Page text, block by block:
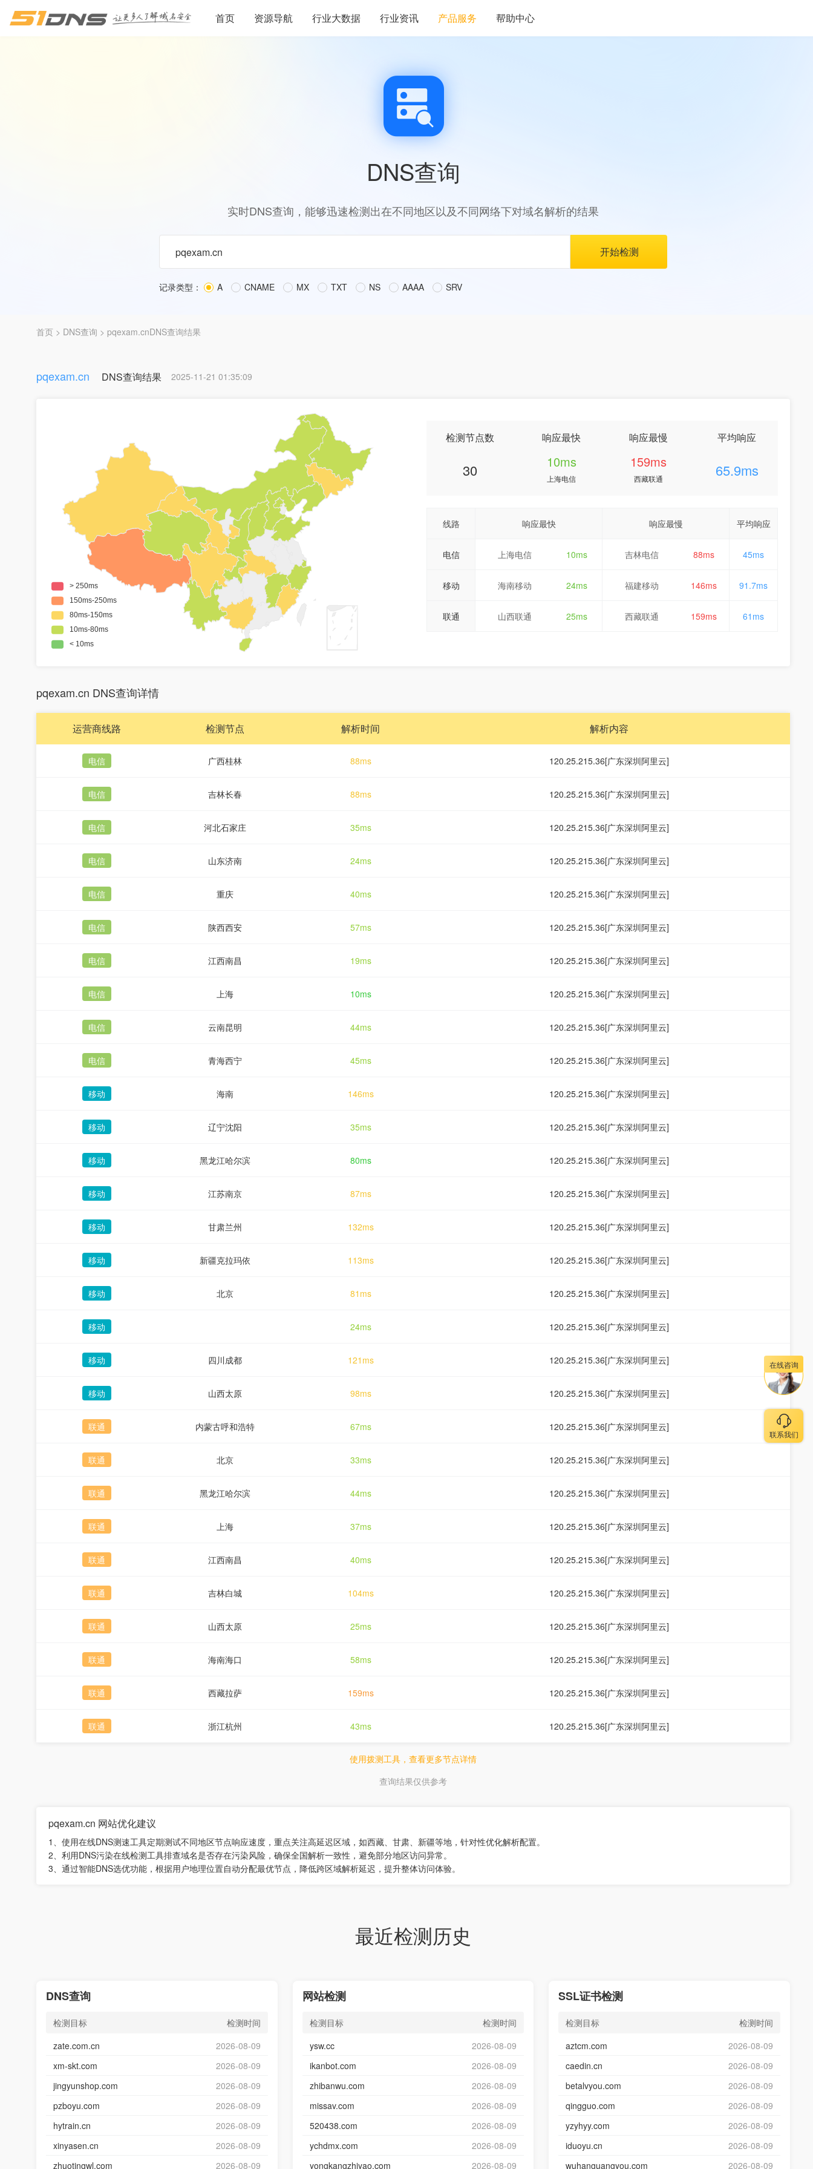
首页 资源导航 行业大数据 行业资讯 产品服务 帮助中心
DNS查询
实时DNS查询，能够迅速检测出在不同地区以及不同网络下对域名解析的结果
记录类型： A CNAME MX TXT NS AAAA SRV
首页 > DNS查询 > pqexam.cnDNS查询结果
pqexam.cn DNS查询结果 2025-11-21 01:35:09
检测节点数
30
响应最快
10ms
上海电信
响应最慢
159ms
西藏联通
平均响应
65.9ms
线路 响应最快 响应最慢 平均响应
电信 上海电信 10ms 吉林电信 88ms 45ms
移动 海南移动 24ms 福建移动 146ms 91.7ms
联通 山西联通 25ms 西藏联通 159ms 61ms
pqexam.cn DNS查询详情
运营商线路 检测节点 解析时间 解析内容
电信 广西桂林 88ms 120.25.215.36[广东深圳阿里云]
电信 吉林长春 88ms 120.25.215.36[广东深圳阿里云]
电信 河北石家庄 35ms 120.25.215.36[广东深圳阿里云]
电信 山东济南 24ms 120.25.215.36[广东深圳阿里云]
电信 重庆 40ms 120.25.215.36[广东深圳阿里云]
电信 陕西西安 57ms 120.25.215.36[广东深圳阿里云]
电信 江西南昌 19ms 120.25.215.36[广东深圳阿里云]
电信 上海 10ms 120.25.215.36[广东深圳阿里云]
电信 云南昆明 44ms 120.25.215.36[广东深圳阿里云]
电信 青海西宁 45ms 120.25.215.36[广东深圳阿里云]
移动 海南 146ms 120.25.215.36[广东深圳阿里云]
移动 辽宁沈阳 35ms 120.25.215.36[广东深圳阿里云]
移动 黑龙江哈尔滨 80ms 120.25.215.36[广东深圳阿里云]
移动 江苏南京 87ms 120.25.215.36[广东深圳阿里云]
移动 甘肃兰州 132ms 120.25.215.36[广东深圳阿里云]
移动 新疆克拉玛依 113ms 120.25.215.36[广东深圳阿里云]
移动 北京 81ms 120.25.215.36[广东深圳阿里云]
移动 24ms 120.25.215.36[广东深圳阿里云]
移动 四川成都 121ms 120.25.215.36[广东深圳阿里云]
移动 山西太原 98ms 120.25.215.36[广东深圳阿里云]
联通 内蒙古呼和浩特 67ms 120.25.215.36[广东深圳阿里云]
联通 北京 33ms 120.25.215.36[广东深圳阿里云]
联通 黑龙江哈尔滨 44ms 120.25.215.36[广东深圳阿里云]
联通 上海 37ms 120.25.215.36[广东深圳阿里云]
联通 江西南昌 40ms 120.25.215.36[广东深圳阿里云]
联通 吉林白城 104ms 120.25.215.36[广东深圳阿里云]
联通 山西太原 25ms 120.25.215.36[广东深圳阿里云]
联通 海南海口 58ms 120.25.215.36[广东深圳阿里云]
联通 西藏拉萨 159ms 120.25.215.36[广东深圳阿里云]
联通 浙江杭州 43ms 120.25.215.36[广东深圳阿里云]
使用拨测工具，查看更多节点详情
查询结果仅供参考
pqexam.cn 网站优化建议
1、使用在线DNS测速工具定期测试不同地区节点响应速度，重点关注高延迟区域，如西藏、甘肃、新疆等地，针对性优化解析配置。
2、利用DNS污染在线检测工具排查域名是否存在污染风险，确保全国解析一致性，避免部分地区访问异常。
3、通过智能DNS选优功能，根据用户地理位置自动分配最优节点，降低跨区域解析延迟，提升整体访问体验。
最近检测历史
DNS查询
检测目标
检测时间
zate.com.cn
2026-08-09
xm-skt.com
2026-08-09
jingyunshop.com
2026-08-09
pzboyu.com
2026-08-09
hytrain.cn
2026-08-09
xinyasen.cn
2026-08-09
zhuotingwl.com
2026-08-09
网站检测
检测目标
检测时间
ysw.cc
2026-08-09
ikanbot.com
2026-08-09
zhibanwu.com
2026-08-09
missav.com
2026-08-09
520438.com
2026-08-09
ychdmx.com
2026-08-09
yongkangzhiyao.com
2026-08-09
SSL证书检测
检测目标
检测时间
aztcm.com
2026-08-09
caedin.cn
2026-08-09
betalvyou.com
2026-08-09
qingguo.com
2026-08-09
yzyhyy.com
2026-08-09
iduoyu.cn
2026-08-09
wuhanguangyou.com
2026-08-09
在线咨询
联系我们